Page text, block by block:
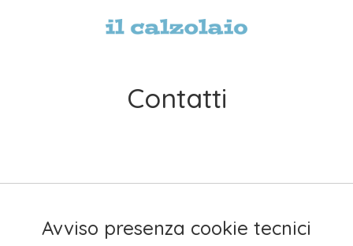
Contatti
Avviso presenza cookie tecnici